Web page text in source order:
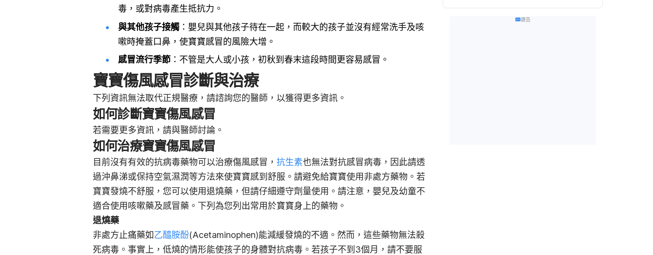
毒，或對病毒產生抵抗力。
與其他孩子接觸 ：嬰兒與其他孩子待在一起，而較大的孩子並沒有經常洗手及咳
嗽時掩蓋口鼻，使寶寶感冒的風險大增。
感冒流行季節 ：不管是大人或小孩，初秋到春末這段時間更容易感冒。
寶寶傷風感冒診斷與治療
下列資訊無法取代正規醫療，請諮詢您的醫師，以獲得更多資訊。
如何診斷寶寶傷風感冒
若需要更多資訊，請與醫師討論。
如何治療寶寶傷風感冒
目前沒有有效的抗病毒藥物可以治療傷風感冒， 抗生素也無法對抗感冒病毒，因此請透
過沖鼻涕或保持空氣濕潤等方法來使寶寶感到舒服。請避免給寶寶使用非處方藥物。若
寶寶發燒不舒服，您可以使用退燒藥，但請仔細遵守劑量使用。請注意，嬰兒及幼童不
適合使用咳嗽藥及感冒藥。下列為您列出常用於寶寶身上的藥物。
退燒藥
非處方止痛藥如乙醯胺酚(Acetaminophen)能減緩發燒的不適。然而，這些藥物無法殺
死病毒。事實上，低燒的情形能使孩子的身體對抗病毒。若孩子不到3個月，請不要服
廣告